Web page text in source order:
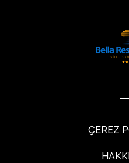
ÇEREZ